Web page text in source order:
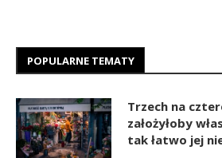
POPULARNE TEMATY
Trzech na
założyłoby
tak łatwo jej